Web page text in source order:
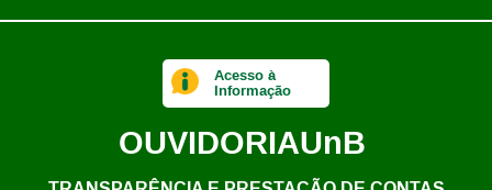
Acesso à
Informação
OUVIDORIAUnB